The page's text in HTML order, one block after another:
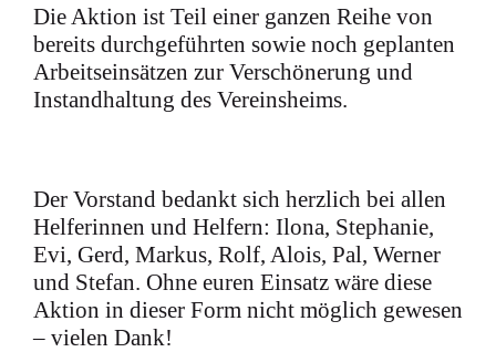
Die Aktion ist Teil einer ganzen Reihe von
bereits durchgeführten sowie noch geplanten
Arbeitseinsätzen zur Verschönerung und
Instandhaltung des Vereinsheims.
Der Vorstand bedankt sich herzlich bei allen
Helferinnen und Helfern: Ilona, Stephanie,
Evi, Gerd, Markus, Rolf, Alois, Pal, Werner
und Stefan. Ohne euren Einsatz wäre diese
Aktion in dieser Form nicht möglich gewesen
– vielen Dank!